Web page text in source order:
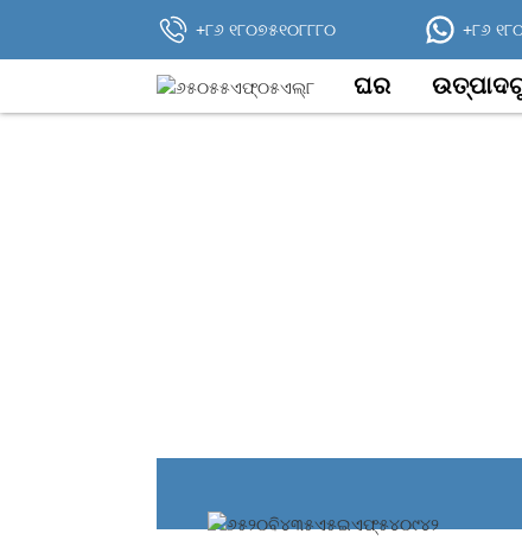
+୮୬ ୧୮୦୭୫୧୦୮୮୮୦ +୮୬
ଘର